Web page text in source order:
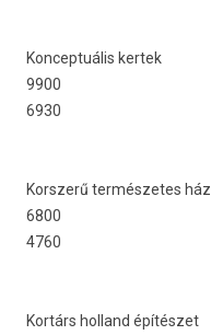
Kon­ceptuális ker­tek
9900
6930
Korsz­erű ter­mészetes ház
6800
4760
Kortárs hol­land építészet